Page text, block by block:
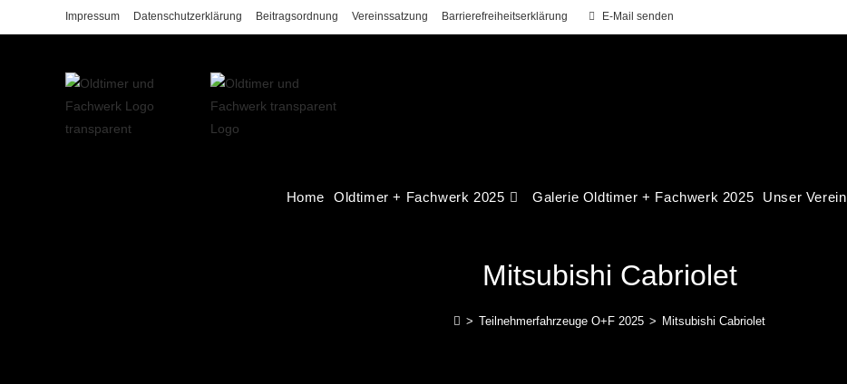
Impressum Datenschutzerklärung Beitragsordnung Vereinssatzung Barrierefreiheitserklärung E-Mail senden
Home Oldtimer + Fachwerk 2025 Galerie Oldtimer + Fachwerk 2025 Unser Verein
Mitsubishi Cabriolet
> Teilnehmerfahrzeuge O+F 2025 > Mitsubishi Cabriolet